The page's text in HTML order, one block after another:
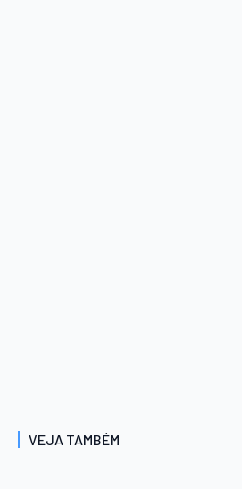
VEJA TAMBÉM